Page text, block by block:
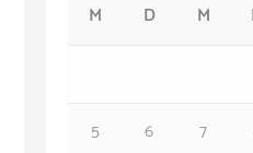
M
D M
5
6 7